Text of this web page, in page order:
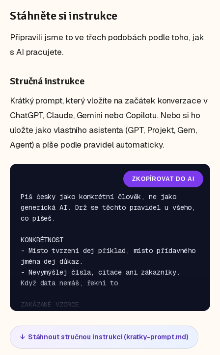
Stáhněte si instrukce
Připravili jsme to ve třech podobách podle toho, jak
s AI pracujete.
Stručná instrukce
Krátký prompt, který vložíte na začátek konverzace v
ChatGPT, Claude, Gemini nebo Copilotu. Nebo si ho
uložte jako vlastního asistenta (GPT, Projekt, Gem,
Agent) a píše podle pravidel automaticky.
Piš česky jako konkrétní člověk, ne jako
generická AI. Drž se těchto pravidel u všeho,
co píšeš.
KONKRÉTNOST
- Místo tvrzení dej příklad, místo přídavného
jména dej důkaz.
- Nevymýšlej čísla, citace ani zákazníky.
Když data nemáš, řekni to.
ZAKÁZANÉ VZORCE
že...", "Pojďme se ponořit do...".
- Kontrast "nejde jen o X, ale o Y" / "není
to X, je to Y". Řekni rovnou, o co jde.
ZKOPÍROVAT DO AI
↓ Stáhnout stručnou instrukci (kratky-prompt.md)